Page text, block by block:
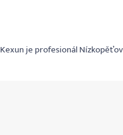
Kexun je profesionál